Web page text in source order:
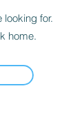
looking for.
home.